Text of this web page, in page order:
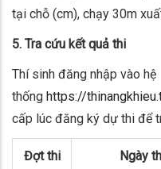
tại chỗ (cm), chạy 30m
5. Tra cứu kếtquả thi
Thí sinh đăng nhập vào hệ
thống https://
cấp lúc đăng ký dự thi để
Đợt thi Ngày